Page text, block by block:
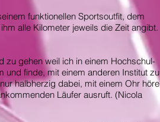
funktionellen Sportsoutfit, dem
alle Kilometer jeweils die Zeit angibt.
zu gehen weil ich in einem Hochschul-
und finde, mit einem anderen Institut zu
halbherzig dabei, mit einem Ohr höre
Läufer ausruft. (Nicola